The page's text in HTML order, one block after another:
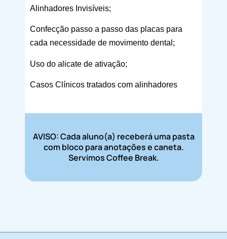
Alinhadores Invisíveis;
Confecção passo a passo das placas para
cada necessidade de movimento dental;
Uso do alicate de ativação;
Casos Clínicos tratados com alinhadores
AVISO: Cada aluno(a) receberá uma pasta
com bloco para anotações e caneta.
Servimos Coffee Break.